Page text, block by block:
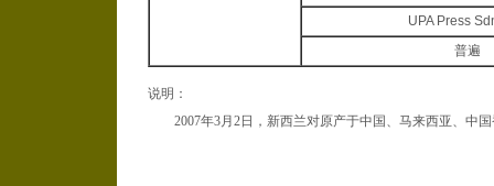
UPA Press
普遍
说明：
2007年3月2日，新西兰对原产于中国、马来西亚、中